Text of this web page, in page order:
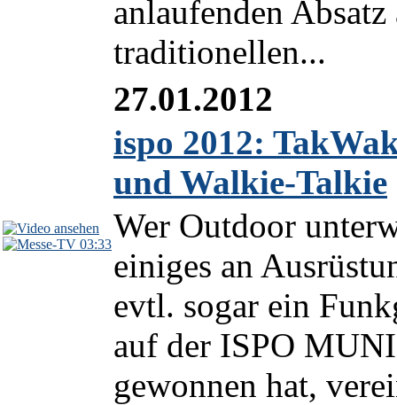
anlaufenden
traditionellen...
03:33
27.01.2012
ispo 2012:
und Walkie-Talkie
Wer Outdoor
einiges an
evtl. sogar ein
auf der ISPO
gewonnen hat,